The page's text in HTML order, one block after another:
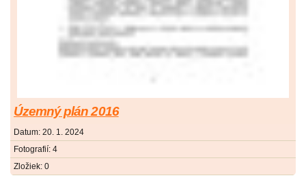
Územný plán 2016
Datum: 20. 1. 2024
Fotografií: 4
Zložiek: 0